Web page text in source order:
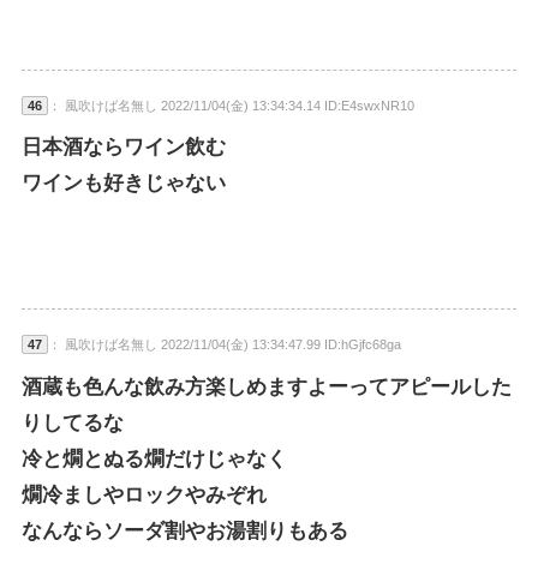
46 ： 風吹けば名無し 2022/11/04(金) 13:34:34.14 ID:E4swxNR10
日本酒ならワイン飲む
ワインも好きじゃない
47 ： 風吹けば名無し 2022/11/04(金) 13:34:47.99 ID:hGjfc68ga
酒蔵も色んな飲み方楽しめますよーってアピールした
りしてるな
冷と燗とぬる燗だけじゃなく
燗冷ましやロックやみぞれ
なんならソーダ割やお湯割りもある